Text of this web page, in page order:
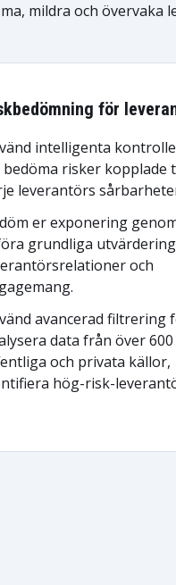
mildra och övervaka
för
intelligenta
risker kopplade
leverantörs
er exponering
grundliga
och
avancerad filtrering
data från över 600
och privata källor,
hög-risk-